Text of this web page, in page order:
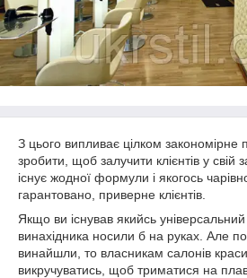
З цього випливає цілком
зробити, щоб залучити клієнтів у
існує жодної формули і якогось
гарантовано, приверне клієнтів.
Якщо ви існував якийсь
винахідника носили б на руках. Але
винайшли, то власникам салонів
викручуватись, щоб триматися на